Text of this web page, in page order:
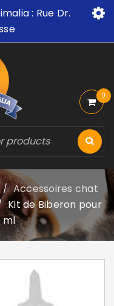
: Rue Dr.
0
/ Accessoires chat
Kit de Biberon pour
ml